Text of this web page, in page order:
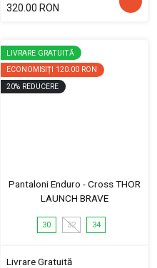
320.00 RON
LIVRARE GRATUITĂ
ECONOMISIȚI 120.00 RON
20% REDUCERE
Pantaloni Enduro - Cross THOR
LAUNCH BRAVE
30 32 34
Livrare Gratuită